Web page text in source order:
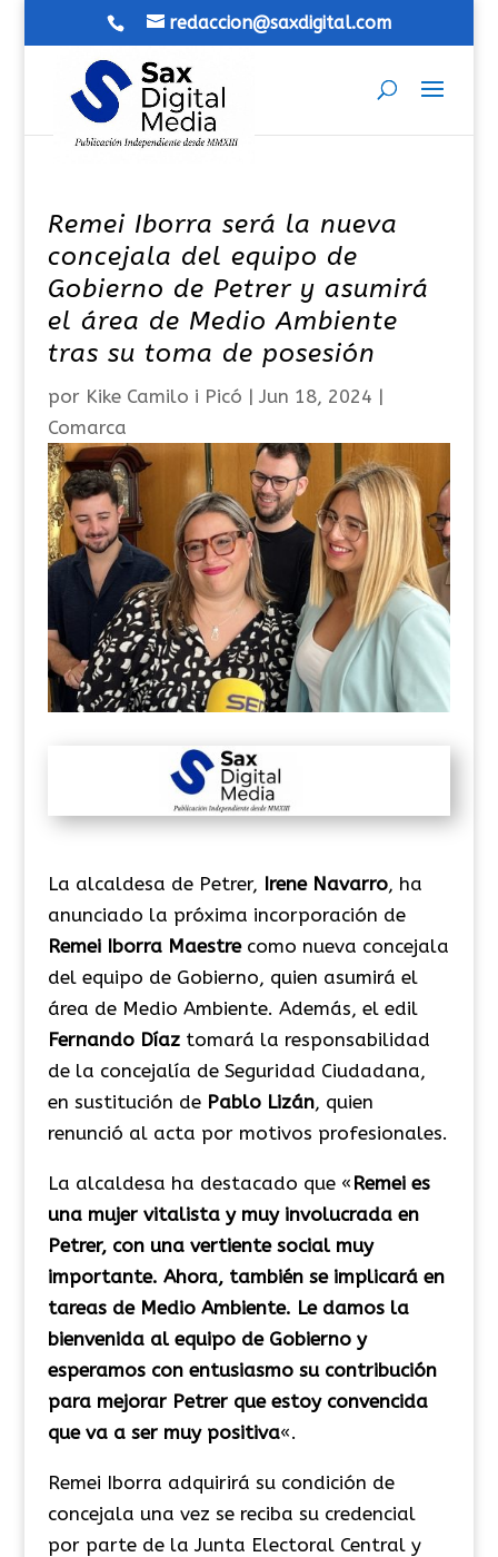
redaccion@saxdigital.com
Remei Iborra será la nueva
concejala del equipo de
Gobierno de Petrer y asumirá
el área de Medio Ambiente
tras su toma de posesión
por Kike Camilo i Picó | Jun 18, 2024 |
Comarca
La alcaldesa de Petrer, Irene Navarro, ha
anunciado la próxima incorporación de
Remei Iborra Maestrecomo nueva concejala
del equipo de Gobierno, quien asumirá el
área de Medio Ambiente. Además, el edil
Fernando Díaztomará la responsabilidad
de la concejalía de Seguridad Ciudadana,
en sustitución de Pablo Lizán, quien
renunció al acta por motivos profesionales.
La alcaldesa ha destacado que « Remei es
una mujer vitalista y muy involucrada en
Petrer, con una vertiente social muy
importante. Ahora, también se implicará en
tareas de Medio Ambiente. Le damos la
bienvenida al equipo de Gobierno y
esperamos con entusiasmo su contribución
para mejorar Petrer que estoy convencida
que va a ser muy positiva«.
Remei Iborra adquirirá su condición de
concejala una vez se reciba su credencial
por parte de la Junta Electoral Central y